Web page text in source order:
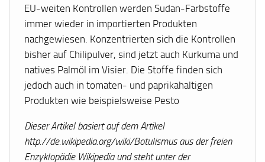
EU-weiten Kontrollen werden Sudan-Farbstoffe
immer wieder in importierten Produkten
nachgewiesen. Konzentrierten sich die Kontrollen
bisher auf Chilipulver, sind jetzt auch Kurkuma und
natives Palmöl im Visier. Die Stoffe finden sich
jedoch auch in tomaten- und paprikahaltigen
Produkten wie beispielsweise Pesto
Dieser Artikel basiert auf dem Artikel
http://de.wikipedia.org/wiki/Botulismus aus der freien
Enzyklopädie Wikipedia und steht unter der